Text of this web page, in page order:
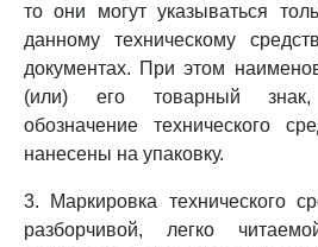
то они могут указываться
данному техническому
документах. При этом
(или) его товарный
обозначение технического
нанесены на упаковку.
3. Маркировка технического
разборчивой, легко